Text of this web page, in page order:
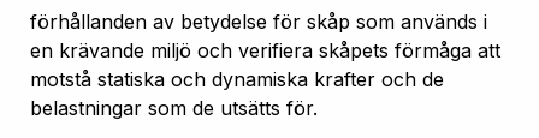
förhållanden av betydelse för skåp som används i
en krävande miljö och verifiera skåpets förmåga att
motstå statiska och dynamiska krafter och de
belastningar som de utsätts för.